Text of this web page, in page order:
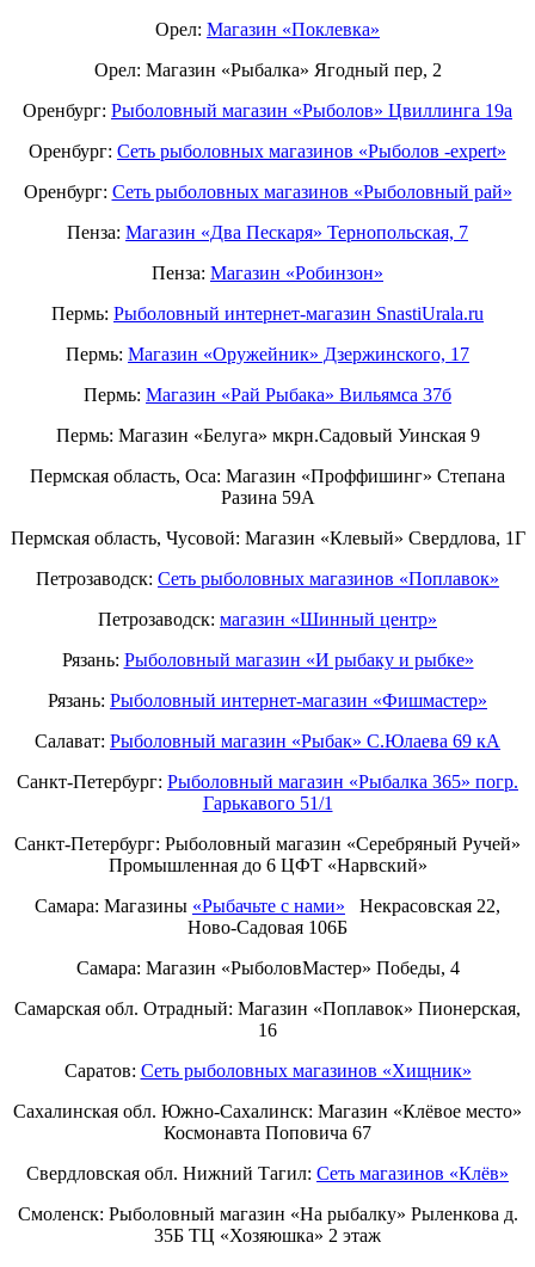
Орел: Магазин «Поклевка»
Орел: Магазин «Рыбалка» Ягодный пер, 2
Оренбург: Рыболовный магазин «Рыболов» Цвиллинга 19а
Оренбург: Сеть рыболовных магазинов «Рыболов -expert»
Оренбург: Сеть рыболовных магазинов «Рыболовный рай»
Пенза: Магазин «Два Пескаря» Тернопольская, 7
Пенза: Магазин «Робинзон»
Пермь: Рыболовный интернет-магазин SnastiUrala.ru
Пермь: Магазин «Оружейник» Дзержинского, 17
Пермь: Магазин «Рай Рыбака» Вильямса 37б
Пермь: Магазин «Белуга» мкрн.Садовый Уинская 9
Пермская область, Оса: Магазин «Проффишинг» Степана
Разина 59А
Пермская область, Чусовой: Магазин «Клевый» Свердлова, 1Г
Петрозаводск: Сеть рыболовных магазинов «Поплавок»
Петрозаводск: магазин «Шинный центр»
Рязань: Рыболовный магазин «И рыбаку и рыбке»
Рязань: Рыболовный интернет-магазин «Фишмастер»
Салават: Рыболовный магазин «Рыбак» С.Юлаева 69 кА
Санкт-Петербург: Рыболовный магазин «Рыбалка 365» погр.
Гарькавого 51/1
Санкт-Петербург: Рыболовный магазин «Серебряный Ручей»
Промышленная до 6 ЦФТ «Нарвский»
Самара: Магазины «Рыбачьте с нами» Некрасовская 22,
Ново-Садовая 106Б
Самара: Магазин «РыболовМастер» Победы, 4
Самарская обл. Отрадный: Магазин «Поплавок» Пионерская,
16
Саратов: Сеть рыболовных магазинов «Хищник»
Сахалинская обл. Южно-Сахалинск: Магазин «Клёвое место»
Космонавта Поповича 67
Свердловская обл. Нижний Тагил: Cеть магазинов «Клёв»
Смоленск: Рыболовный магазин «На рыбалку» Рыленкова д.
35Б ТЦ «Хозяюшка» 2 этаж